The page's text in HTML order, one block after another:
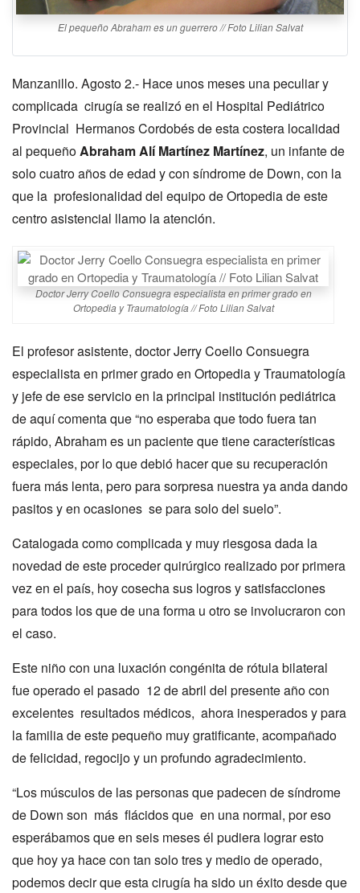
El pequeño Abraham es un guerrero // Foto Lilian Salvat
Manzanillo. Agosto 2.- Hace unos meses una peculiar y
complicada cirugía se realizó en el Hospital Pediátrico
Provincial Hermanos Cordobés de esta costera localidad
al pequeñoAbraham Alí Martínez Martínez, un infante de
solo cuatro años de edad y con síndrome de Down, con la
que la profesionalidad del equipo de Ortopedia de este
centro asistencial llamo la atención.
Doctor Jerry Coello Consuegra especialista en primer grado en
Ortopedia y Traumatología // Foto Lilian Salvat
El profesor asistente, doctor Jerry Coello Consuegra
especialista en primer grado en Ortopedia y Traumatología
y jefe de ese servicio en la principal institución pediátrica
de aquí comenta que “no esperaba que todo fuera tan
rápido, Abraham es un paciente que tiene características
especiales, por lo que debió hacer que su recuperación
fuera más lenta, pero para sorpresa nuestra ya anda dando
pasitos y en ocasiones se para solo del suelo”.
Catalogada como complicada y muy riesgosa dada la
novedad de este proceder quirúrgico realizado por primera
vez en el país, hoy cosecha sus logros y satisfacciones
para todos los que de una forma u otro se involucraron con
el caso.
Este niño con una luxación congénita de rótula bilateral
fue operado el pasado 12 de abril del presente año con
excelentes resultados médicos, ahora inesperados y para
la familia de este pequeño muy gratificante, acompañado
de felicidad, regocijo y un profundo agradecimiento.
“Los músculos de las personas que padecen de síndrome
de Down son más flácidos que en una normal, por eso
esperábamos que en seis meses él pudiera lograr esto
que hoy ya hace con tan solo tres y medio de operado,
podemos decir que esta cirugía ha sido un éxito desde que